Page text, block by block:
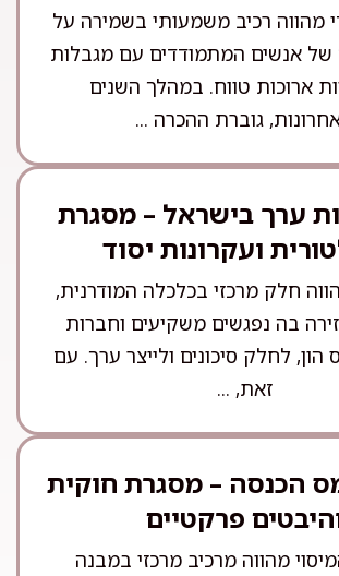
מהווה רכיב משמעותי בשמירה על
של אנשים המתמודדים עם מגבלות
ארוכות טווח. במהלך השנים
גוברת ההכרה ...
ערך בישראל – מסגרת
ועקרונות יסוד
חלק מרכזי בכלכלה המודרנית,
בה נפגשים משקיעים וחברות
הון, לחלק סיכונים ולייצר ערך. עם
זאת, ...
הכנסה – מסגרת חוקית
פרקטיים
מהווה מרכיב מרכזי במבנה